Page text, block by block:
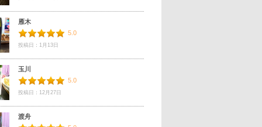
雁木
5.0
投稿日：1月13日
玉川
5.0
投稿日：12月27日
渡舟